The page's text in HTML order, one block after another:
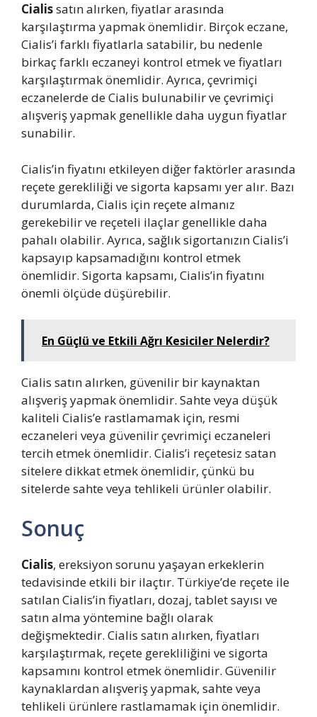
Cialissatın alırken, fiyatlar arasında
karşılaştırma yapmak önemlidir. Birçok eczane,
Cialis’i farklı fiyatlarla satabilir, bu nedenle
birkaç farklı eczaneyi kontrol etmek ve fiyatları
karşılaştırmak önemlidir. Ayrıca, çevrimiçi
eczanelerde de Cialis bulunabilir ve çevrimiçi
alışveriş yapmak genellikle daha uygun fiyatlar
sunabilir.
Cialis’in fiyatını etkileyen diğer faktörler arasında
reçete gerekliliği ve sigorta kapsamı yer alır. Bazı
durumlarda, Cialis için reçete almanız
gerekebilir ve reçeteli ilaçlar genellikle daha
pahalı olabilir. Ayrıca, sağlık sigortanızın Cialis’i
kapsayıp kapsamadığını kontrol etmek
önemlidir. Sigorta kapsamı, Cialis’in fiyatını
önemli ölçüde düşürebilir.
En Güçlü ve Etkili Ağrı Kesiciler Nelerdir?
Cialis satın alırken, güvenilir bir kaynaktan
alışveriş yapmak önemlidir. Sahte veya düşük
kaliteli Cialis’e rastlamamak için, resmi
eczaneleri veya güvenilir çevrimiçi eczaneleri
tercih etmek önemlidir. Cialis’i reçetesiz satan
sitelere dikkat etmek önemlidir, çünkü bu
sitelerde sahte veya tehlikeli ürünler olabilir.
Sonuç
Cialis, ereksiyon sorunu yaşayan erkeklerin
tedavisinde etkili bir ilaçtır. Türkiye’de reçete ile
satılan Cialis’in fiyatları, dozaj, tablet sayısı ve
satın alma yöntemine bağlı olarak
değişmektedir. Cialis satın alırken, fiyatları
karşılaştırmak, reçete gerekliliğini ve sigorta
kapsamını kontrol etmek önemlidir. Güvenilir
kaynaklardan alışveriş yapmak, sahte veya
tehlikeli ürünlere rastlamamak için önemlidir.